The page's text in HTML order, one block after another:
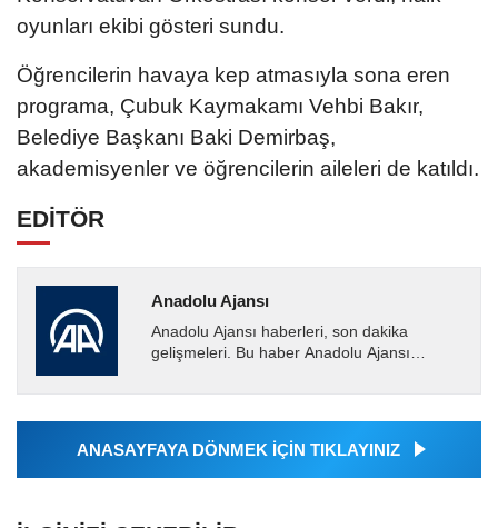
oyunları ekibi gösteri sundu.
Öğrencilerin havaya kep atmasıyla sona eren
programa, Çubuk Kaymakamı Vehbi Bakır,
Belediye Başkanı Baki Demirbaş,
akademisyenler ve öğrencilerin aileleri de katıldı.
EDİTÖR
Anadolu Ajansı
Anadolu Ajansı haberleri, son dakika
gelişmeleri. Bu haber Anadolu Ajansı
tarafından geçilen tüm...
ANASAYFAYA DÖNMEK İÇİN TIKLAYINIZ